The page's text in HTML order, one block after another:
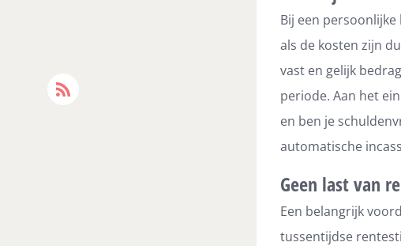
Rss
Bij een
als de kosten zijn
vast en gelijk
periode. Aan het
en ben je
automatische
Geen last van
Een belangrijk
tussentijdse